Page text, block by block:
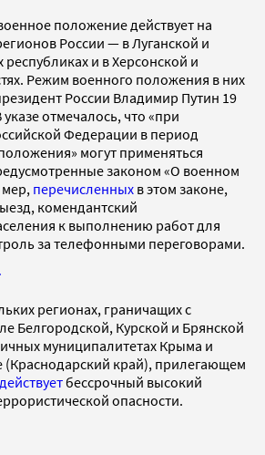
положение действует на
России — в Луганской и
и в Херсонской и
Режим военного положения в них
России Владимир Путин 19
отмечалось, что «при
Федерации в период
могут применяться
законом «О военном
перечисленных в этом законе,
комендантский
к выполнению работ для
за телефонными переговорами.
регионах, граничащих с
Белгородской, Курской и Брянской
муниципалитетах Крыма и
край), прилегающем
действуетбессрочный высокий
опасности.